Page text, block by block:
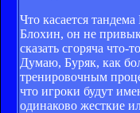
Что касается
Блохин, он не
сказать сгоряча
Думаю, Буряк, как
тренировочным
что игроки будут
одинаково жесткие